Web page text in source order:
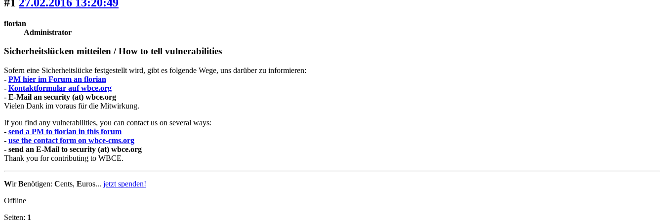
florian
Administrator
Sicherheitslücken mitteilen / How to tell vulnerabilities
Sofern eine Sicherheitslücke festgestellt wird, gibt es folgende Wege, uns darüber zu informieren:
- PM hier im Forum an florian
- Kontaktformular auf wbce.org
- E-Mail an security (at) wbce.org
Vielen Dank im voraus für die Mitwirkung.
If you find any vulnerabilities, you can contact us on several ways:
- send a PM to florian in this forum
- use the contact form on wbce-cms.org
- send an E-Mail to security (at) wbce.org
Thank you for contributing to WBCE.
WirBenötigen: Cents, Euros... jetzt spenden!
Offline
Seiten: 1